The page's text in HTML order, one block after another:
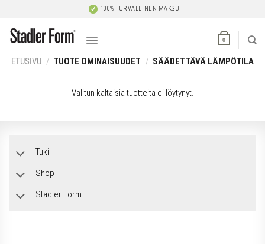
content
100% TURVALLINEN MAKSU
0
ETUSIVU / TUOTE OMINAISUUDET / SÄÄDETTÄVÄ LÄMPÖTILA
Valitun kaltaisia tuotteita ei löytynyt.
Tuki
Shop
Stadler Form